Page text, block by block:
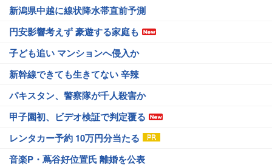
新潟県中越に線状降水帯直前予測
円安影響考えず 豪遊する家庭も
子ども追い マンションへ侵入か
新幹線できても生きてない 辛辣
パキスタン、警察隊が千人殺害か
甲子園初、ビデオ検証で判定覆る
レンタカー予約 10万円分当たる
音楽P・蔦谷好位置氏 離婚を公表